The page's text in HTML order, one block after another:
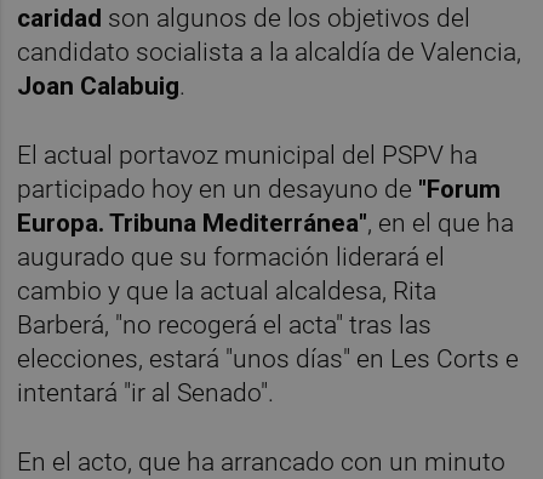
caridad son algunos de los objetivos del
candidato socialista a la alcaldía de Valencia,
Joan Calabuig.
El actual portavoz municipal del PSPV ha
participado hoy en un desayuno de "Forum
Europa. Tribuna Mediterránea", en el que ha
augurado que su formación liderará el
cambio y que la actual alcaldesa, Rita
Barberá, "no recogerá el acta" tras las
elecciones, estará "unos días" en Les Corts e
intentará "ir al Senado".
En el acto, que ha arrancado con un minuto